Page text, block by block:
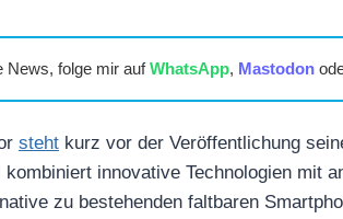
News, folge mir aufWhatsApp, Mastodon
steht kurz vor der Veröffentlichung
innovative Technologien mit
zu bestehenden faltbaren